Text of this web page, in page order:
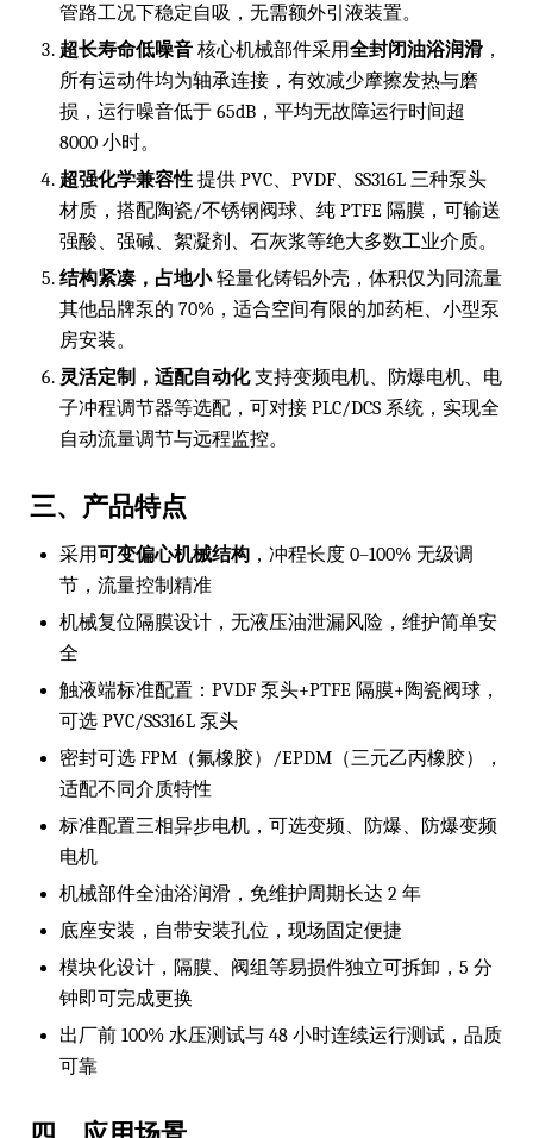
管路工况下稳定自吸，无需额外引液装置。
超长寿命低噪音 核心机械部件采用全封闭油浴润滑 ，
所有运动件均为轴承连接，有效减少摩擦发热与磨
损，运行噪音低于 65dB，平均无故障运行时间超
8000 小时。
超强化学兼容性 提供 PVC、PVDF、SS316L 三种泵头
材质，搭配陶瓷/不锈钢阀球、纯 PTFE 隔膜，可输送
强酸、强碱、絮凝剂、石灰浆等绝大多数工业介质。
结构紧凑，占地小轻量化铸铝外壳，体积仅为同流量
其他品牌泵的 70%，适合空间有限的加药柜、小型泵
房安装。
灵活定制，适配自动化支持变频电机、防爆电机、电
子冲程调节器等选配，可对接 PLC/DCS 系统，实现全
自动流量调节与远程监控。
三、产品特点
采用可变偏心机械结构 ，冲程长度 0–100% 无级调
节，流量控制精准
机械复位隔膜设计，无液压油泄漏风险，维护简单安
全
触液端标准配置：PVDF 泵头+PTFE 隔膜+陶瓷阀球，
可选 PVC/SS316L 泵头
密封可选 FPM（氟橡胶）/EPDM（三元乙丙橡胶），
适配不同介质特性
标准配置三相异步电机，可选变频、防爆、防爆变频
电机
机械部件全油浴润滑，免维护周期长达 2 年
底座安装，自带安装孔位，现场固定便捷
模块化设计，隔膜、阀组等易损件独立可拆卸，5 分
钟即可完成更换
出厂前 100% 水压测试与 48 小时连续运行测试，品质
可靠